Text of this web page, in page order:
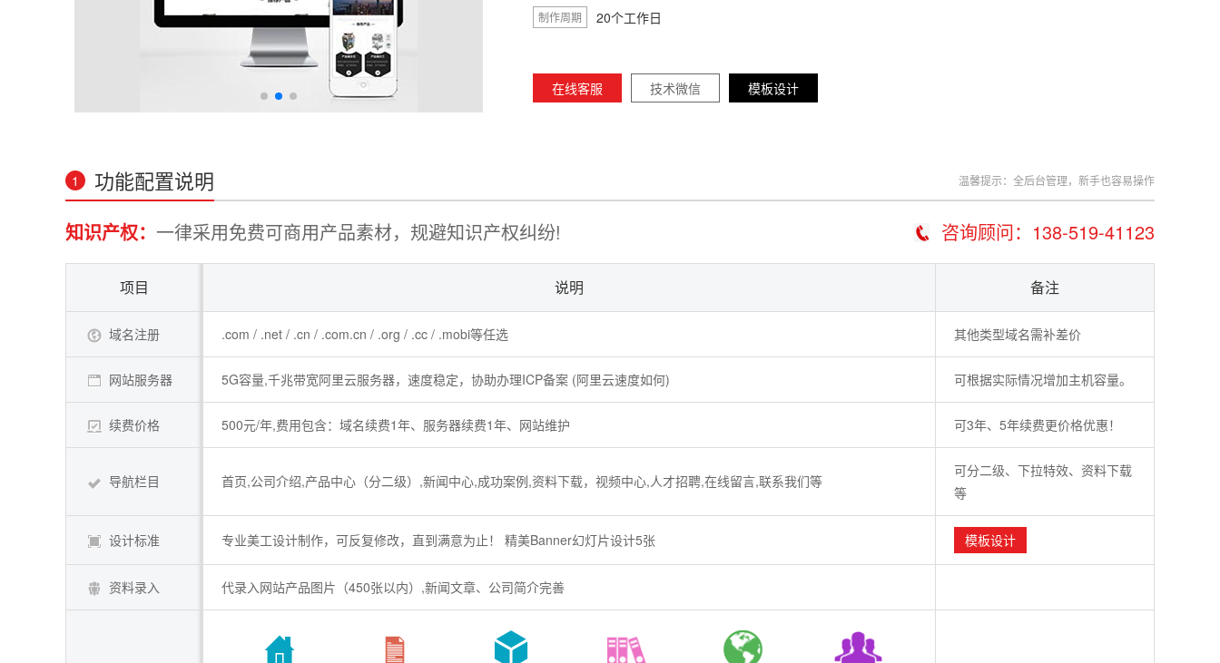
制作周期 20个工作日
在线客服 技术微信 模板设计
温馨提示：全后台管理，新手也容易操作
1 功能配置说明
咨询顾问：138-519-41123
知识产权： 一律采用免费可商用产品素材，规避知识产权纠纷!
项目 说明 备注
域名注册 .com / .net / .cn / .com.cn / .org / .cc / .mobi等任选 其他类型域名需补差价
网站服务器 5G容量,千兆带宽阿里云服务器，速度稳定，协助办理ICP备案 (阿里云速度如何) 可根据实际情况增加主机容量。
续费价格 500元/年,费用包含：域名续费1年、服务器续费1年、网站维护 可3年、5年续费更价格优惠！
导航栏目 首页,公司介绍,产品中心（分二级）,新闻中心,成功案例,资料下载，视频中心,人才招聘,在线留言,联系我们等
可分二级、下拉特效、资料下载
等
设计标准 专业美工设计制作，可反复修改，直到满意为止！ 精美Banner幻灯片设计5张 模板设计
资料录入 代录入网站产品图片（450张以内）,新闻文章、公司简介完善